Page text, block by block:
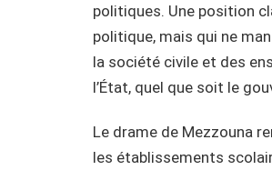
politiques. Une position
politique, mais qui ne
la société civile et des
l’État, quel que soit le
Le drame de Mezzouna
les établissements